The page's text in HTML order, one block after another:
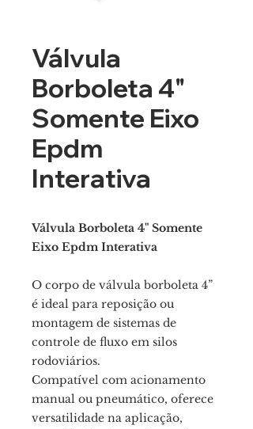
Válvula
Borboleta 4"
Somente Eixo
Epdm
Interativa
Válvula Borboleta 4" Somente
Eixo Epdm Interativa
O corpo de válvula borboleta 4”
é ideal para reposição ou
montagem de sistemas de
controle de fluxo em silos
rodoviários.
Compatível com acionamento
manual ou pneumático, oferece
versatilidade na aplicação,